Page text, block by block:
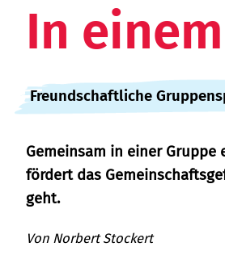
In
:
Freundschaftliche
Gemeinsam in einer
fördert das
geht.
Von Norbert Stockert